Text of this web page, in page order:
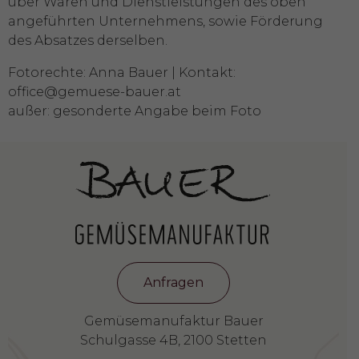
angeführten Unternehmens, sowie Förderung
des Absatzes derselben.
Fotorechte: Anna Bauer | Kontakt:
office@gemuese-bauer.at
außer: gesonderte Angabe beim Foto
Anfragen
Gemüsemanufaktur Bauer
Schulgasse 4B, 2100 Stetten